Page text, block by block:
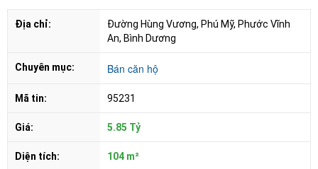
Địa chỉ:
Đường Hùng Vương, Phú Mỹ, Phước Vĩnh
An, Bình Dương
Chuyên mục: Bán căn hộ
Mã tin: 95231
Giá: 5.85 Tỷ
Diện tích: 104 m²